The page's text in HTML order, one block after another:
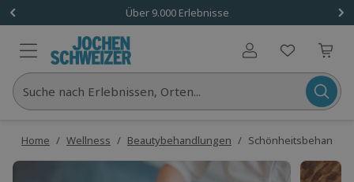
Über 9.000 Erlebnisse
Benutzerkonto
Suche nach Erlebnissen, Orten...
Home / Wellness / Beautybehandlungen /